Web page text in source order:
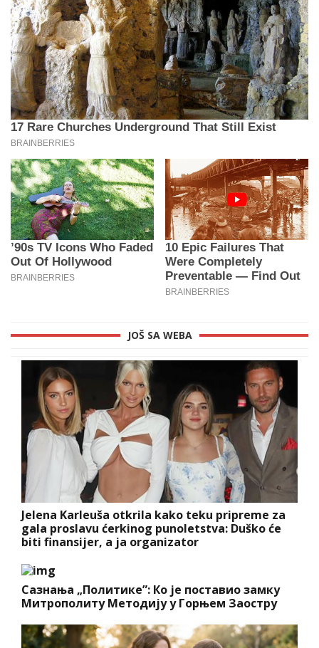
JOŠ SA WEBA
Jelena Karleuša otkrila kako teku pripreme za
gala proslavu ćerkinog punoletstva: Duško će
biti finansijer, a ja organizator
Сазнања „Политике”: Ко је поставио замку
Митрополиту Методију у Горњем Заостру